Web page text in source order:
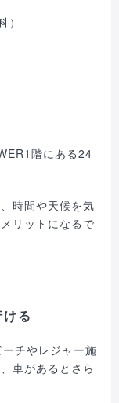
階にある24
時間や天候を気
リットになるで
る
チやレジャー施
車があるとさら